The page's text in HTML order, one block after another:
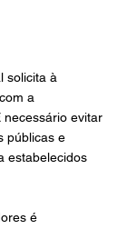
solicita à
a
necessário evitar
públicas e
estabelecidos
é